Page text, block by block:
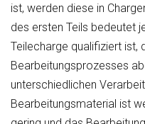
ist, werden diese in
des ersten Teils bedeutet
Teilecharge qualifiziert ist,
Bearbeitungsprozesses
unterschiedlichen
Bearbeitungsmaterial ist